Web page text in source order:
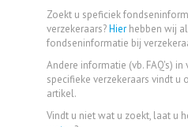
Zoekt u speficiek
verzekeraars?Hier hebben wij
fondseninformatie bij
Andere informatie (vb. FAQ's) in
specifieke verzekeraars vindt u
artikel.
Vindt u niet wat u zoekt, laat u